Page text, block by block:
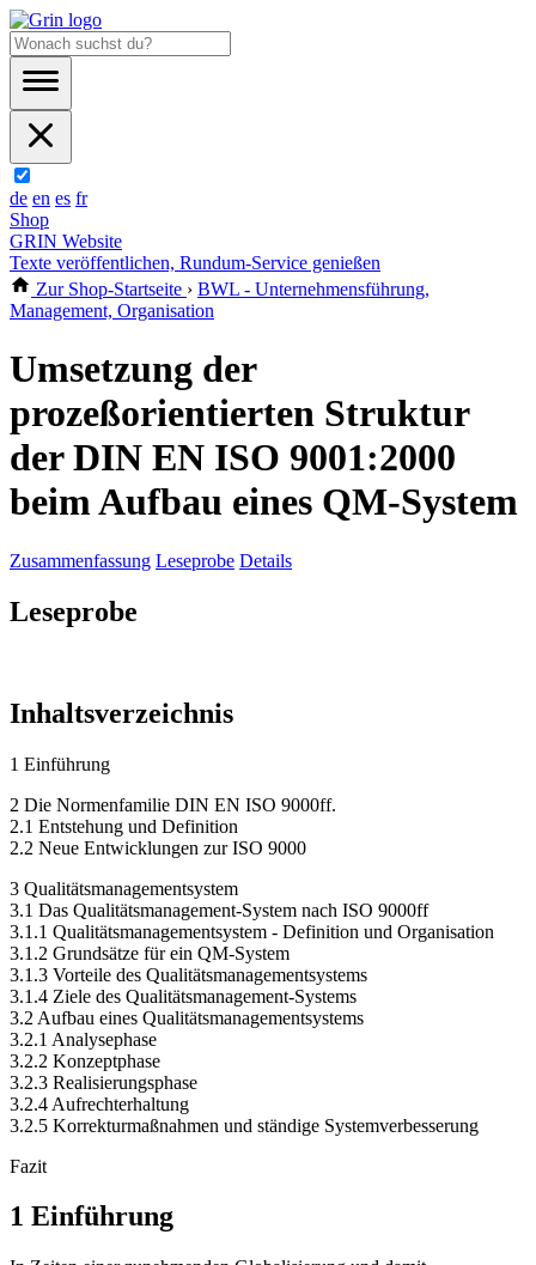
de en es fr
Shop
GRIN Website
Texte veröffentlichen, Rundum-Service genießen
Zur Shop-Startseite › BWL - Unternehmensführung,
Management, Organisation
Umsetzung der
prozeßorientierten Struktur
der DIN EN ISO 9001:2000
beim Aufbau eines QM-System
Zusammenfassung Leseprobe Details
Leseprobe
Inhaltsverzeichnis
1 Einführung
2 Die Normenfamilie DIN EN ISO 9000ff.
2.1 Entstehung und Definition
2.2 Neue Entwicklungen zur ISO 9000
3 Qualitätsmanagementsystem
3.1 Das Qualitätsmanagement-System nach ISO 9000ff
3.1.1 Qualitätsmanagementsystem - Definition und Organisation
3.1.2 Grundsätze für ein QM-System
3.1.3 Vorteile des Qualitätsmanagementsystems
3.1.4 Ziele des Qualitätsmanagement-Systems
3.2 Aufbau eines Qualitätsmanagementsystems
3.2.1 Analysephase
3.2.2 Konzeptphase
3.2.3 Realisierungsphase
3.2.4 Aufrechterhaltung
3.2.5 Korrekturmaßnahmen und ständige Systemverbesserung
Fazit
1 Einführung